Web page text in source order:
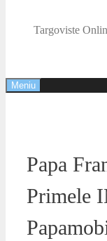
Targoviste
Meniu
Papa
Primele